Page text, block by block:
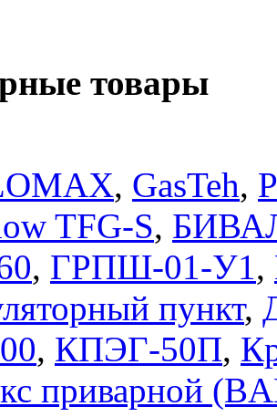
товары
, GasTeh,
TFG-S,
, ГРПШ-01-У1,
пункт,
, КПЭГ-50П,
приварной